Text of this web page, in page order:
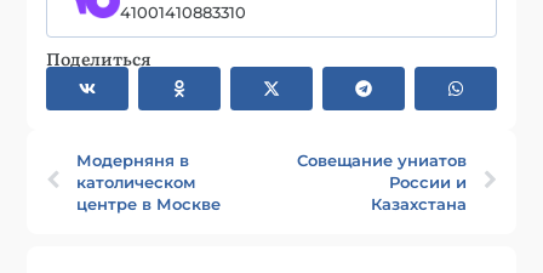
41001410883310
Поделиться
Модерняня в
католическом
центре в Москве
Совещание униатов
России и
Казахстана